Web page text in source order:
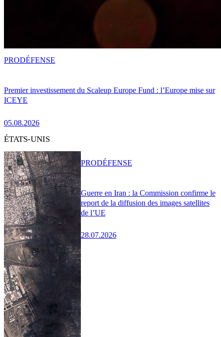
Premier investissement du Scaleup Europe Fund : l’Europe mise sur
ICEYE
05.08.2026
PRODÉFENSE
ÉTATS-UNIS
Guerre en Iran : la Commission confirme le
report de la diffusion des images satellites
de l’UE
28.07.2026
PRODÉFENSE